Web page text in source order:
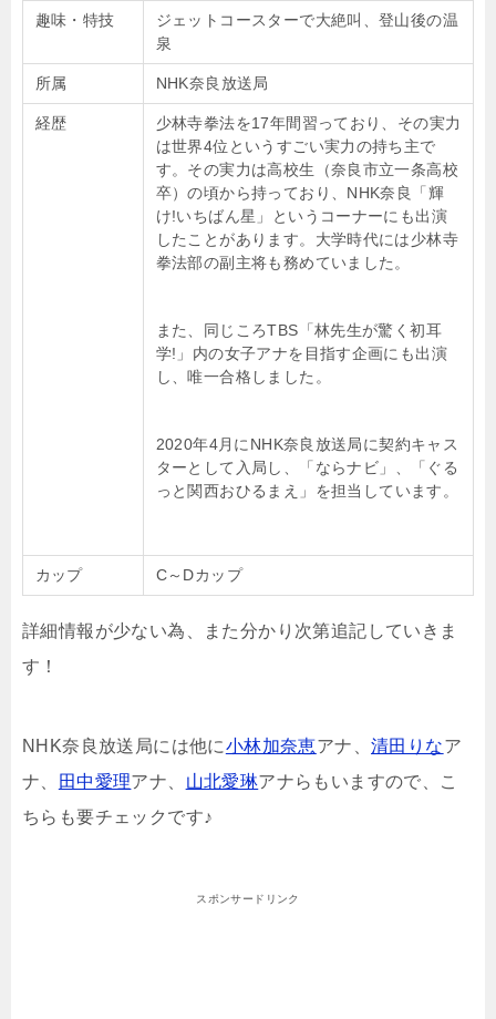
趣味・特技
ジェットコースターで大絶叫、登山後の温
泉
所属 NHK奈良放送局
経歴
少林寺拳法を17年間習っており、その実力
は世界4位というすごい実力の持ち主で
す。その実力は高校生（奈良市立一条高校
卒）の頃から持っており、NHK奈良「輝
け!いちばん星」というコーナーにも出演
したことがあります。大学時代には少林寺
拳法部の副主将も務めていました。
また、同じころTBS「林先生が驚く初耳
学!」内の女子アナを目指す企画にも出演
し、唯一合格しました。
2020年4月にNHK奈良放送局に契約キャス
ターとして入局し、
「ならナビ」、「ぐる
っと関西おひるまえ」 を担当しています。
カップ C～Dカップ
詳細情報が少ない為、また分かり次第追記していきま
す！
NHK奈良放送局には他に小林加奈恵アナ、清田りなア
ナ、
田中愛理アナ、 山北愛琳アナらもいますので、こ
ちらも要チェックです♪
スポンサードリンク